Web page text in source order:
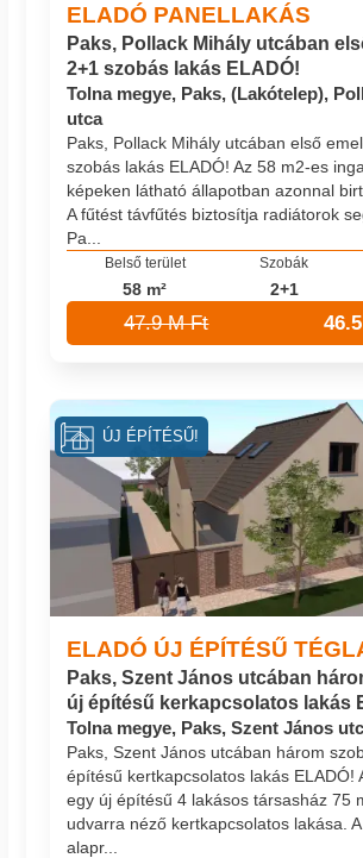
ELADÓ PANELLAKÁS
Paks, Pollack Mihály utcában
2+1 szobás lakás ELADÓ!
Tolna megye, Paks, (Lakótelep),
utca
Paks, Pollack Mihály utcában első
szobás lakás ELADÓ! Az 58 m2-es
képeken látható állapotban azonnal
A fűtést távfűtés biztosítja radiátorok
Pa...
Belső terület
58 m²
Szobák
2+1
47.9 M Ft
ELADÓ ÚJ ÉPÍTÉSŰ
Paks, Szent János utcában
új építésű kerkapcsolatos lakás
Tolna megye, Paks, Szent János
Paks, Szent János utcában három
építésű kertkapcsolatos lakás ELADÓ!
egy új építésű 4 lakásos társasház 75
udvarra néző kertkapcsolatos lakása.
alapr...
ÚJ ÉPÍTÉSŰ!